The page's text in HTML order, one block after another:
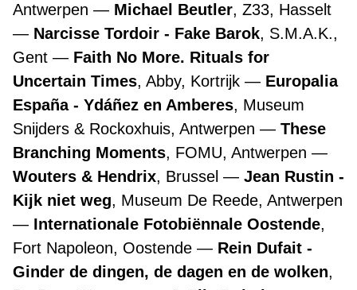
Antwerpen
Michael Beutler, Z33, Hasselt
Narcisse Tordoir - Fake Barok, S.M.A.K.,
Gent
Faith No More. Rituals for
Uncertain Times, Abby, Kortrijk
Europalia
España - Ydáñez en Amberes, Museum
Snijders & Rockoxhuis, Antwerpen
These
Branching Moments, FOMU, Antwerpen
Wouters & Hendrix, Brussel
Jean Rustin -
Kijk niet weg, Museum De Reede, Antwerpen
Internationale Fotobiënnale Oostende,
Fort Napoleon, Oostende
Rein Dufait -
Ginder de dingen, de dagen en de wolken,